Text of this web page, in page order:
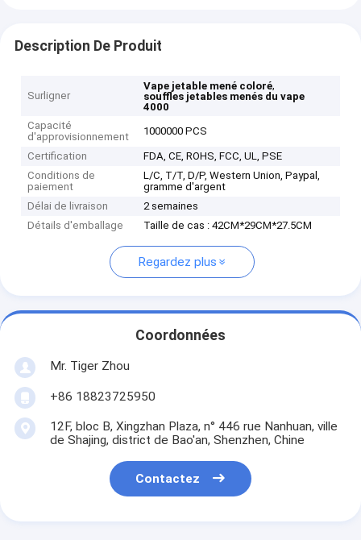
Description De Produit
Surligner
Vape jetable mené coloré,
souffles jetables menés du vape
4000
Capacité
d'approvisionnement
1000000 PCS
Certification
FDA, CE, ROHS, FCC, UL, PSE
Conditions de
paiement
L/C, T/T, D/P, Western Union, Paypal,
gramme d'argent
Délai de livraison
2 semaines
Détails d'emballage
Taille de cas : 42CM*29CM*27.5CM
Regardez plus
Coordonnées
Mr. Tiger Zhou
+86 18823725950
12F, bloc B, Xingzhan Plaza, n° 446 rue Nanhuan, ville
de Shajing, district de Bao'an, Shenzhen, Chine
Contactez